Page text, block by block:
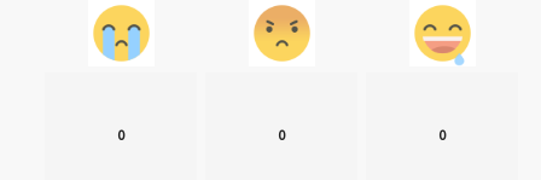
0
0
0